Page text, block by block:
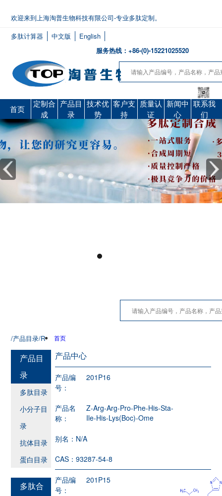
欢迎来到上海淘普生物科技有限公司-专业多肽定制。
多肽计算器
中文版
English
服务热线：+86-(0)-15221025520
首页
定制合
成
产品目
录
技术优
势
客户支
持
质量认
证
新闻中
心
联系我
们
首页
/产品目录/R
产品目
录
多肽目录
小分子目
录
抗体目录
蛋白目录
多肽合
产品中心
产品编
号：
201P16
产品名
称：
Z-Arg-Arg-Pro-Phe-His-Sta-
Ile-His-Lys(Boc)-Ome
别名： N/A
CAS：93287-54-8
产品编
号：
201P15